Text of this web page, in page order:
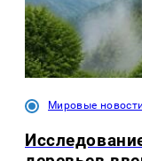
Мировые новости